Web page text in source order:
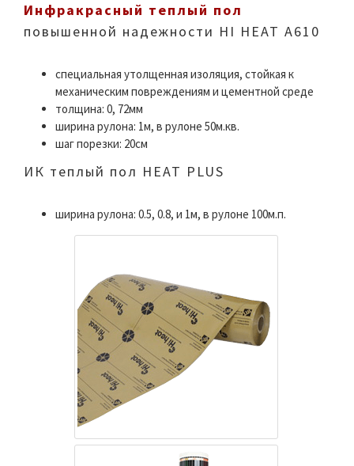
Инфракрасный теплый пол
повышенной надежности HI HEAT A610
специальная утолщенная изоляция, стойкая к
механическим повреждениям и цементной среде
толщина: 0, 72мм
ширина рулона: 1м, в рулоне 50м.кв.
шаг порезки: 20см
ИК теплый пол HEAT PLUS
ширина рулона: 0.5, 0.8, и 1м, в рулоне 100м.п.